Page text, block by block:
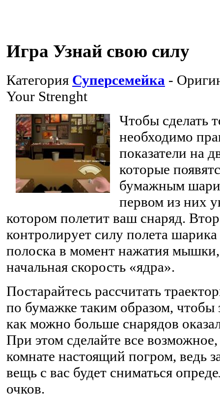
Игра Узнай свою силу
Категория Суперсемейка -
Your Strenght
Чтобы сделать
необходимо
показатели на
которые
бумажным
первом из них
котором полетит ваш снаряд.
контролирует силу полета
полоска в момент нажатия
начальная скорость «ядра».
Постарайтесь рассчитать
по бумажке таким образом, чтобы
как можно больше снарядов
При этом сделайте все
комнате настоящий погром, ведь
вещь с вас будет сниматься
очков.